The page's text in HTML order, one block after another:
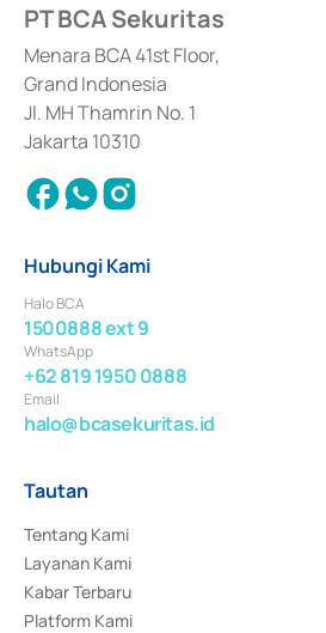
Sertifikat Deposito di Pasar Uang yang izinnya
dan izin usaha lainnya dari Bank Indonesia
Penerbitan, Transaksi, serta Penatausahaan
Surat Berharga Komersial yang izinnya
PT BCA Sekuritas
Menara BCA 41st Floor,
Grand Indonesia
Jl. MH Thamrin No. 1
Jakarta 10310
Hubungi Kami
Halo BCA
1500888 ext 9
WhatsApp
+62 819 1950 0888
Email
halo@bcasekuritas.id
Tautan
Tentang Kami
Layanan Kami
Kabar Terbaru
Platform Kami